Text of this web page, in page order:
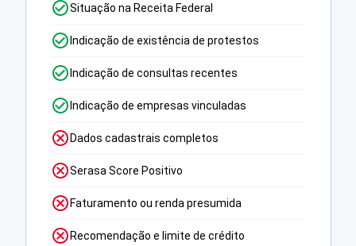
Situação na Receita Federal
Indicação de existência de protestos
Indicação de consultas recentes
Indicação de empresas vinculadas
Dados cadastrais completos
Serasa Score Positivo
Faturamento ou renda presumida
Recomendação e limite de crédito